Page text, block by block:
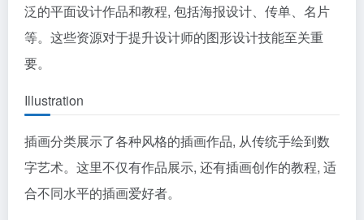
泛的平面设计作品和教程, 包括海报设计、传单、名片
等。这些资源对于提升设计师的图形设计技能至关重
要。
Illustration
插画分类展示了各种风格的插画作品, 从传统手绘到数
字艺术。这里不仅有作品展示, 还有插画创作的教程, 适
合不同水平的插画爱好者。